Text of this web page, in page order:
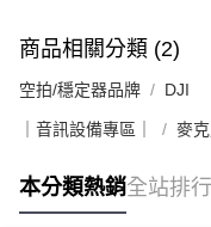
商品相關分類 (2)
空拍/穩定器品牌 DJI
｜音訊設備專區｜ 麥
本分類熱銷全站排行